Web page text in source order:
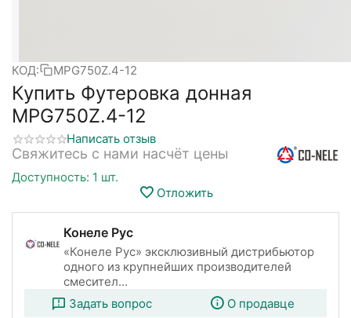
КОД: MPG750Z.4-12
Купить Футеровка донная
MPG750Z.4-12
Написать отзыв
Свяжитесь с нами насчёт цены
Доступность: 1 шт.
Отложить
Конеле Рус
«Конеле Рус» эксклюзивный дистрибьютор
одного из крупнейших производителей
смесител...
Задать вопрос
О продавце